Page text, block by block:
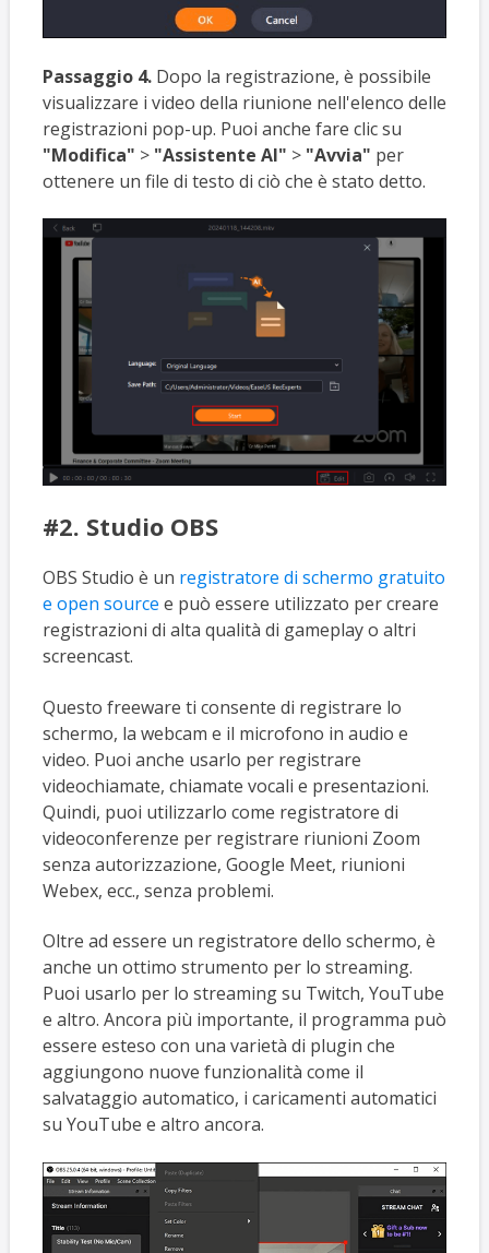
Passaggio 4.Dopo la registrazione, è possibile
visualizzare i video della riunione nell'elenco delle
registrazioni pop-up. Puoi anche fare clic su
"Modifica" > "Assistente AI" > "Avvia" per
ottenere un file di testo di ciò che è stato detto.
#2. Studio OBS
OBS Studio è un registratore di schermo gratuito
e open source e può essere utilizzato per creare
registrazioni di alta qualità di gameplay o altri
screencast.
Questo freeware ti consente di registrare lo
schermo, la webcam e il microfono in audio e
video. Puoi anche usarlo per registrare
videochiamate, chiamate vocali e presentazioni.
Quindi, puoi utilizzarlo come registratore di
videoconferenze per registrare riunioni Zoom
senza autorizzazione, Google Meet, riunioni
Webex, ecc., senza problemi.
Oltre ad essere un registratore dello schermo, è
anche un ottimo strumento per lo streaming.
Puoi usarlo per lo streaming su Twitch, YouTube
e altro. Ancora più importante, il programma può
essere esteso con una varietà di plugin che
aggiungono nuove funzionalità come il
salvataggio automatico, i caricamenti automatici
su YouTube e altro ancora.